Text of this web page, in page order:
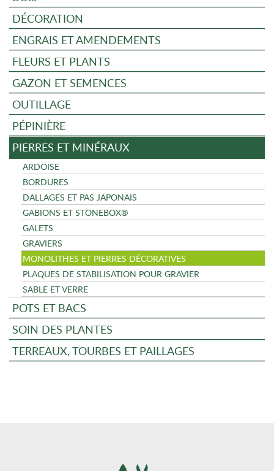
DÉCORATION
ENGRAIS ET AMENDEMENTS
FLEURS ET PLANTS
GAZON ET SEMENCES
OUTILLAGE
PÉPINIÈRE
PIERRES ET MINÉRAUX
ARDOISE
BORDURES
DALLAGES ET PAS JAPONAIS
GABIONS ET STONEBOX®
GALETS
GRAVIERS
MONOLITHES ET PIERRES DÉCORATIVES
PLAQUES DE STABILISATION POUR GRAVIER
SABLE ET VERRE
POTS ET BACS
SOIN DES PLANTES
TERREAUX, TOURBES ET PAILLAGES